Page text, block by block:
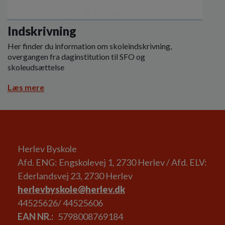
Indskrivning
Her finder du information om skoleindskrivning,
overgangen fra daginstitution til SFO og
skoleudsættelse
Læs mere
Herlev Byskole
Afd. ENG: Engskolevej 1, 2730 Herlev / Afd. ELV:
Ederlandsvej 23, 2730 Herlev
herlevbyskole@herlev.dk
44525626/ 44525606
EAN NR.
5798008769184